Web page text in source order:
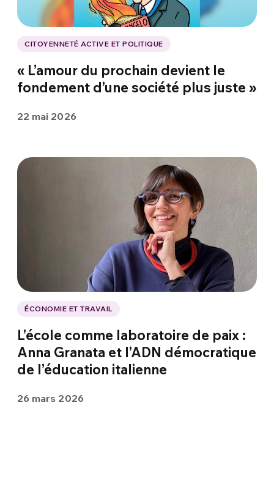
CITOYENNETÉ ACTIVE ET POLITIQUE
« L’amour du prochain devient le
fondement d’une société plus juste »
22 mai 2026
ÉCONOMIE ET TRAVAIL
L’école comme laboratoire de paix :
Anna Granata et l’ADN démocratique
de l’éducation italienne
26 mars 2026